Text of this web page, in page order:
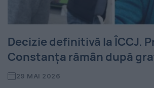
Decizie definitivă la ÎCCJ.
Constanța rămân după
29 MAI 2026